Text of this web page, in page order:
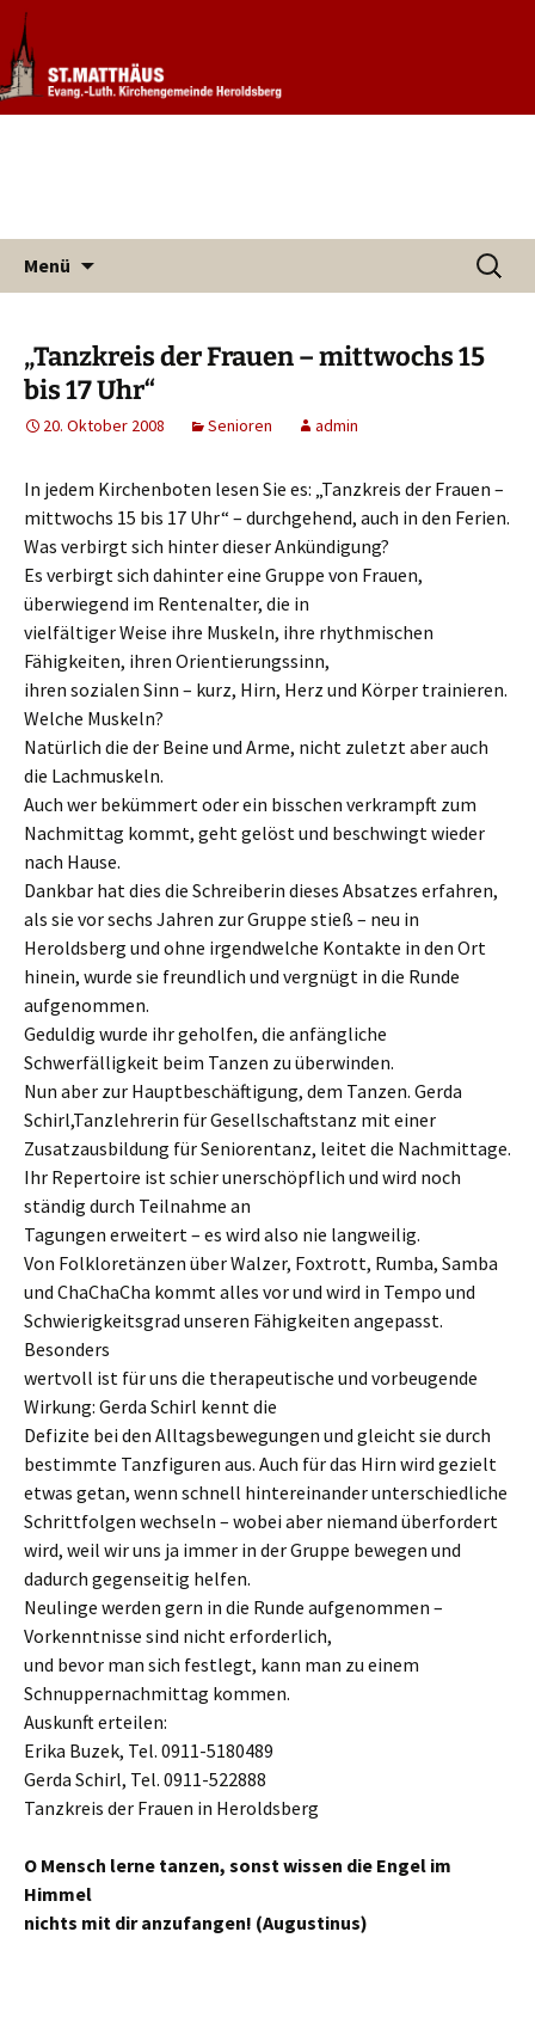
Evang. Kirchengemeinde St.
Matthäus Heroldsberg
Informationen rund um unsere
Kirchengemeinde
Menü
Suchen
nach:
„Tanzkreis der Frauen – mittwochs 15
bis 17 Uhr“
20. Oktober 2008 Senioren admin
In jedem Kirchenboten lesen Sie es: „Tanzkreis der Frauen –
mittwochs 15 bis 17 Uhr“ – durchgehend, auch in den Ferien.
Was verbirgt sich hinter dieser Ankündigung?
Es verbirgt sich dahinter eine Gruppe von Frauen,
überwiegend im Rentenalter, die in
vielfältiger Weise ihre Muskeln, ihre rhythmischen
Fähigkeiten, ihren Orientierungssinn,
ihren sozialen Sinn – kurz, Hirn, Herz und Körper trainieren.
Welche Muskeln?
Natürlich die der Beine und Arme, nicht zuletzt aber auch
die Lachmuskeln.
Auch wer bekümmert oder ein bisschen verkrampft zum
Nachmittag kommt, geht gelöst und beschwingt wieder
nach Hause.
Dankbar hat dies die Schreiberin dieses Absatzes erfahren,
als sie vor sechs Jahren zur Gruppe stieß – neu in
Heroldsberg und ohne irgendwelche Kontakte in den Ort
hinein, wurde sie freundlich und vergnügt in die Runde
aufgenommen.
Geduldig wurde ihr geholfen, die anfängliche
Schwerfälligkeit beim Tanzen zu überwinden.
Nun aber zur Hauptbeschäftigung, dem Tanzen. Gerda
Schirl,Tanzlehrerin für Gesellschaftstanz mit einer
Zusatzausbildung für Seniorentanz, leitet die Nachmittage.
Ihr Repertoire ist schier unerschöpflich und wird noch
ständig durch Teilnahme an
Tagungen erweitert – es wird also nie langweilig.
Von Folkloretänzen über Walzer, Foxtrott, Rumba, Samba
und ChaChaCha kommt alles vor und wird in Tempo und
Schwierigkeitsgrad unseren Fähigkeiten angepasst.
Besonders
wertvoll ist für uns die therapeutische und vorbeugende
Wirkung: Gerda Schirl kennt die
Defizite bei den Alltagsbewegungen und gleicht sie durch
bestimmte Tanzfiguren aus. Auch für das Hirn wird gezielt
etwas getan, wenn schnell hintereinander unterschiedliche
Schrittfolgen wechseln – wobei aber niemand überfordert
wird, weil wir uns ja immer in der Gruppe bewegen und
dadurch gegenseitig helfen.
Neulinge werden gern in die Runde aufgenommen –
Vorkenntnisse sind nicht erforderlich,
und bevor man sich festlegt, kann man zu einem
Schnuppernachmittag kommen.
Auskunft erteilen:
Erika Buzek, Tel. 0911-5180489
Gerda Schirl, Tel. 0911-522888
Tanzkreis der Frauen in Heroldsberg
O Mensch lerne tanzen, sonst wissen die Engel im
Himmel
nichts mit dir anzufangen! (Augustinus)